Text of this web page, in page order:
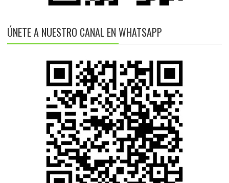
ÚNETE A NUESTRO CANAL EN WHATSAPP